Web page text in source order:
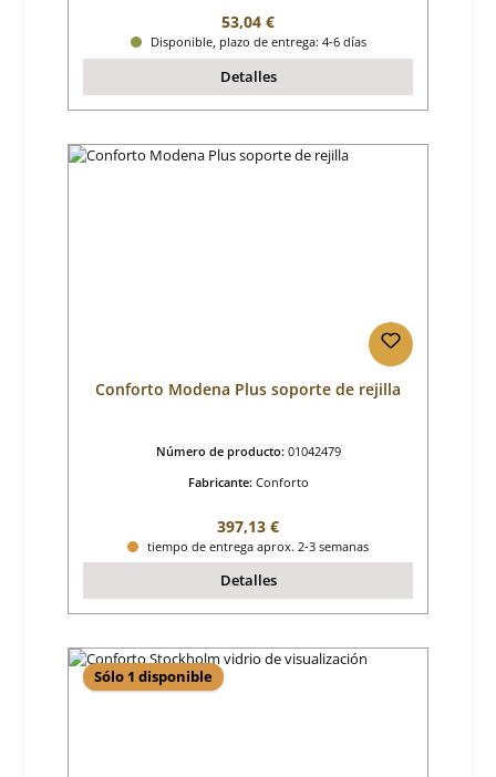
Precio normal:
53,04 €
Disponible, plazo de entrega: 4-6 días
Detalles
Conforto Modena Plus soporte de rejilla
Número de producto: 01042479
Fabricante: Conforto
Precio normal:
397,13 €
tiempo de entrega aprox. 2-3 semanas
Detalles
Sólo 1 disponible